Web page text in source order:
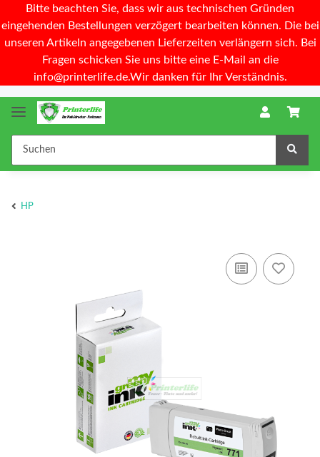
Bitte beachten Sie, dass wir aus technischen Gründen
eingehenden Bestellungen verzögert bearbeiten können. Die bei
unseren Artikeln angegebenen Lieferzeiten verlängern sich. Bei
Fragen schicken Sie uns bitte eine E-Mail an die
info@printerlife.de.Wir danken für Ihr Verständnis.
HP